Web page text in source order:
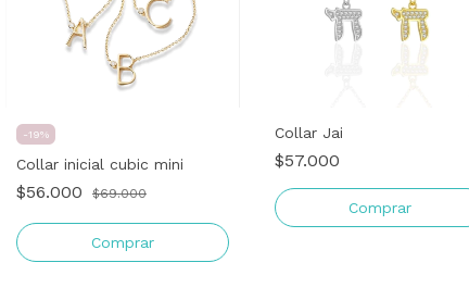
-19%
Collar inicial cubic mini
$56.000 $69.000
Comprar
Collar Jai
$57.000
Comprar